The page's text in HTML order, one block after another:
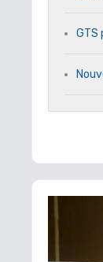
GTS